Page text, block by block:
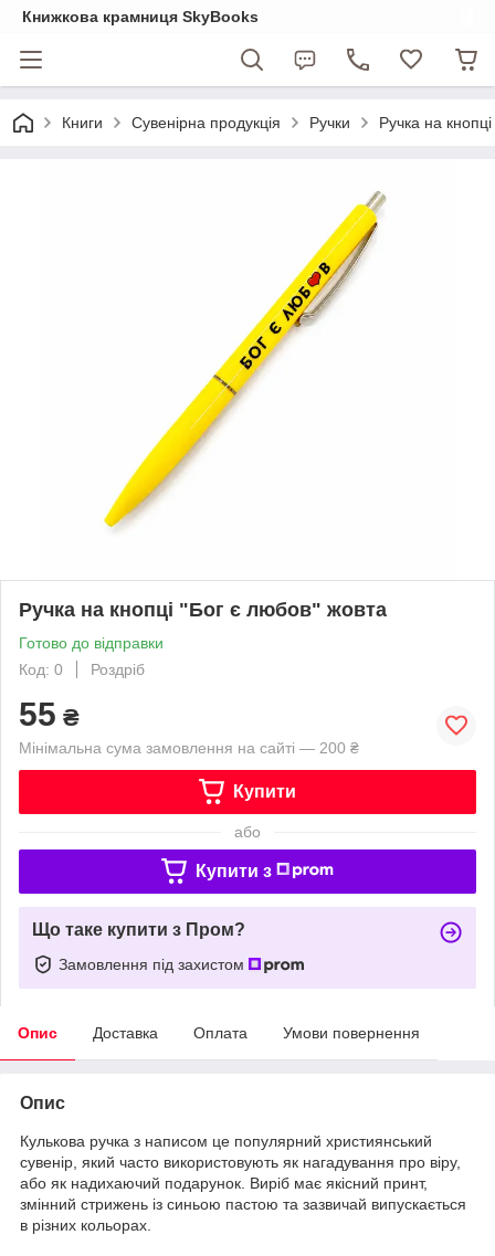
Книжкова крамниця SkyBooks
Книги Сувенірна продукція Ручки Ручка на
Ручка на кнопці "Бог є любов" жовта
Готово до відправки
Код: 0
Роздріб
55 ₴
Мінімальна сума замовлення на сайті — 200 ₴
Купити
або
Купити з
Що таке купити з Пром?
Замовлення під захистом
Опис Доставка Оплата Умови повернення
Опис
Кулькова ручка з написом це популярний християнський
сувенір, який часто використовують як нагадування про віру,
або як надихаючий подарунок. Виріб має якісний принт,
змінний стрижень із синьою пастою та зазвичай випускається
в різних кольорах.